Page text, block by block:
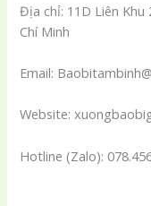
Địa chỉ: 11D Liên Khu
Chí Minh
Email:
Website:
Hotline (Zalo):